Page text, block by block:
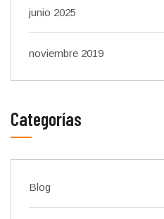
junio 2025
noviembre 2019
Categorías
Blog